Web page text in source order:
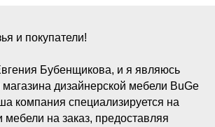
и покупатели!
Бубенщикова, и я являюсь
дизайнерской мебели BuGe
компания специализируется на
мебели на заказ, предоставляя